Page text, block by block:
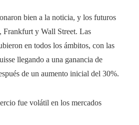
bien a la noticia, y los futuros
Frankfurt y Wall Street. Las
en todos los ámbitos, con las
llegando a una ganancia de
de un aumento inicial del 30%.
fue volátil en los mercados